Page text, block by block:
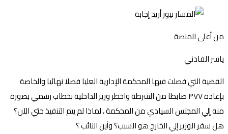
من أعلى المنصة
ياسر الفادني
القضية التي فصلت فيها المحكمة الإدارية العليا فصلا نهائيا والخاصة
بإعادة ٣٧٧ ضابطا من الشرطة واخطر وزير الداخلية بخطاب رسمي بصورة
منه إلي المجلس السيادي من المحكمة ، لماذا لم يتم التنفيذ حتي الآن؟
هل سفر الوزير إلي الخارج هو السبب؟ وأين النائب ؟